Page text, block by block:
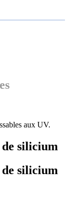
aux UV.
de silicium
de silicium